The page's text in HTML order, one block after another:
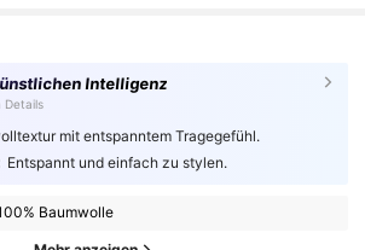
Intelligenz
Details
mit entspanntem Tragegefühl.
Entspannt und einfach zu stylen.
Baumwolle